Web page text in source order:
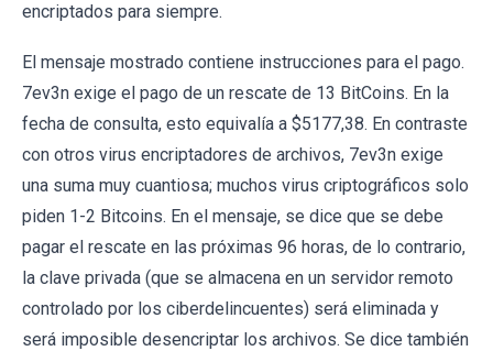
encriptados para siempre.
El mensaje mostrado contiene instrucciones para el pago.
7ev3n exige el pago de un rescate de 13 BitCoins. En la
fecha de consulta, esto equivalía a $5177,38. En contraste
con otros virus encriptadores de archivos, 7ev3n exige
una suma muy cuantiosa; muchos virus criptográficos solo
piden 1-2 Bitcoins. En el mensaje, se dice que se debe
pagar el rescate en las próximas 96 horas, de lo contrario,
la clave privada (que se almacena en un servidor remoto
controlado por los ciberdelincuentes) será eliminada y
será imposible desencriptar los archivos. Se dice también